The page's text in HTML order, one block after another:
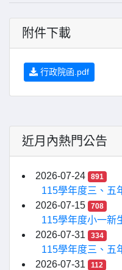
附件下載
行政院函.pdf
近月內熱門公告
2026-07-24 891
115學年度三、五
2026-07-15
708
115學年度小一新
2026-07-31
334
115學年度三、五
2026-07-31
112